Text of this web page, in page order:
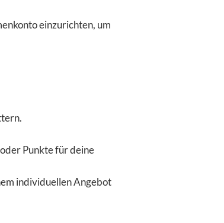
einzurichten, um
Punkte für deine
individuellen Angebot